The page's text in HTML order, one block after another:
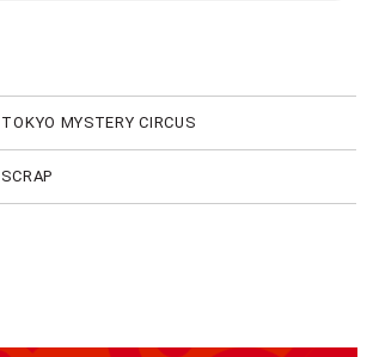
TOKYO MYSTERY CIRCUS
SCRAP